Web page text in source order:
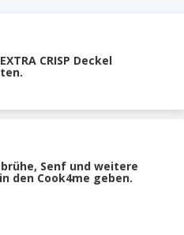
CRISP Deckel
Senf und weitere
den Cook4me geben.